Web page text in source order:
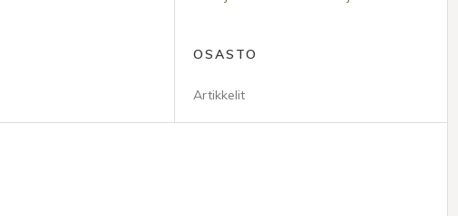
OSASTO
Artikkelit